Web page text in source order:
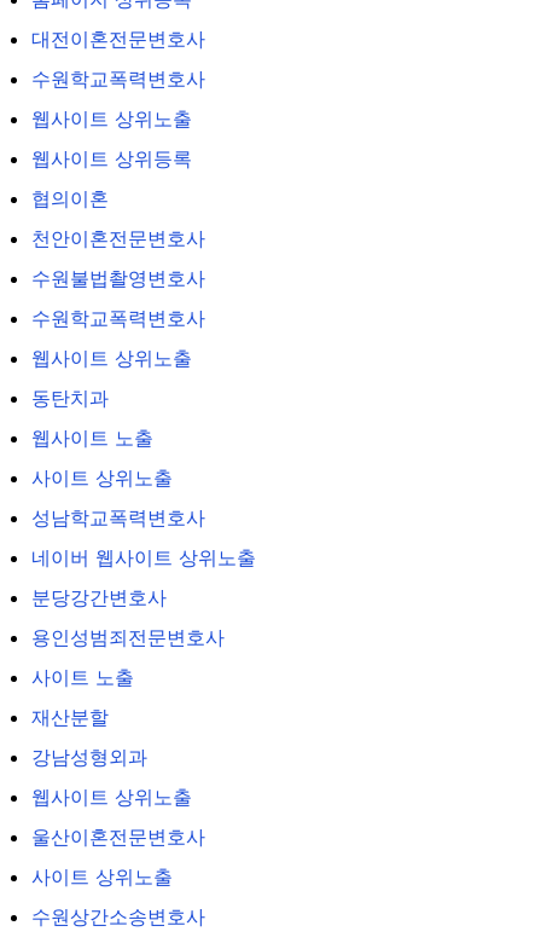
대전이혼전문변호사
수원학교폭력변호사
웹사이트 상위노출
웹사이트 상위등록
협의이혼
천안이혼전문변호사
수원불법촬영변호사
수원학교폭력변호사
웹사이트 상위노출
동탄치과
웹사이트 노출
사이트 상위노출
성남학교폭력변호사
네이버 웹사이트 상위노출
분당강간변호사
용인성범죄전문변호사
사이트 노출
재산분할
강남성형외과
웹사이트 상위노출
울산이혼전문변호사
사이트 상위노출
수원상간소송변호사